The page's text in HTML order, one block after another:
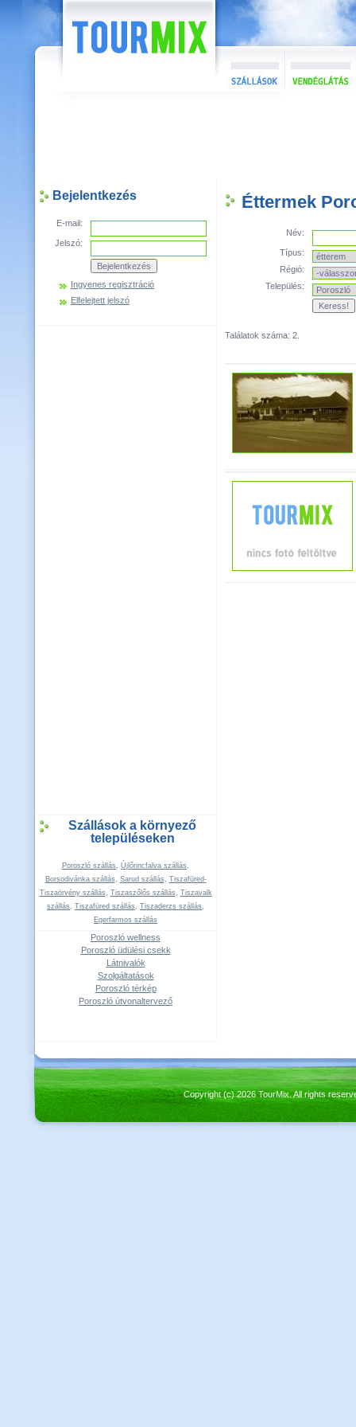
Bejelentkezés
E-mail:
Jelszó:
Ingyenes regisztráció
Elfelejtett jelszó
Szállások a környező
településeken
Poroszló szállás, Újlőrincfalva szállás,
Borsodivánka szállás, Sarud szállás, Tiszafüred-
Tiszaörvény szállás, Tiszaszőlős szállás, Tiszavalk
szállás, Tiszafüred szállás, Tiszaderzs szállás,
Egerfarmos szállás
Poroszló wellness
Poroszló üdülési csekk
Látnivalók
Szolgáltatások
Poroszló térkép
Poroszló útvonaltervező
Éttermek
Név:
Típus:
Régió:
Település:
Találatok száma: 2.
Copyright (c) 2026 TourMix. All rights